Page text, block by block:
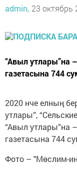
admin, 23 октябрь
“Авыл утлары”на
газетасына 744
2020 нче елның
утлары”,
“Авыл утлары”на
газетасына 744
Фото – "Мөслим-